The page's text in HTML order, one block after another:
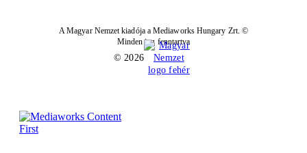
A Magyar Nemzet kiadója a Mediaworks Hungary Zrt. ©
Minden jog fenntartva
© 2026